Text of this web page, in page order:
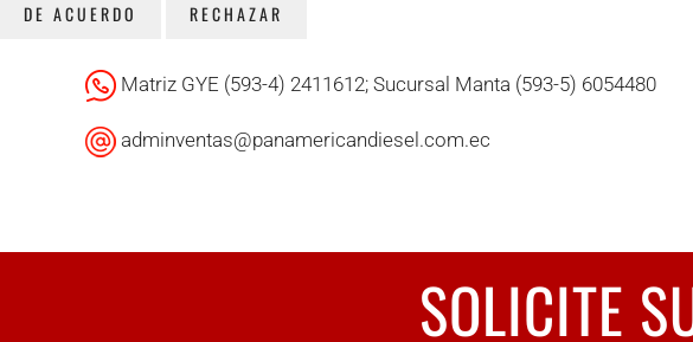
Matriz GYE (593-4) 2411612; Sucursal Manta (593-5) 6054480
adminventas@panamericandiesel.com.ec
SOLICITE
DE ACUERDO RECHAZAR